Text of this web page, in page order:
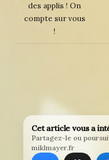
des applis ! On
compte sur vous
!
Cet article vous a
Partagez-le ou
miklmayer.fr